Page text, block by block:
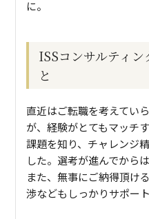
に。
ISSコンサルティ
と
直近はご転職を考えてい
が、経験がとてもマッチ
課題を知り、チャレンジ
した。選考が進んでから
また、無事にご納得頂け
渉などもしっかりサポー